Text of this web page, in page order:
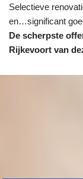
Selectieve
en…significant
De scherpste
Rijkevoort van